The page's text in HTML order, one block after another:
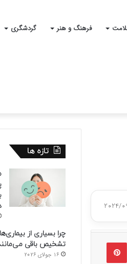
فرهنگ و هنر گردشگری
2024/
پینتریست
تازه ها
چرا بسیاری از
تشخیص باقی
16 جولای 2026